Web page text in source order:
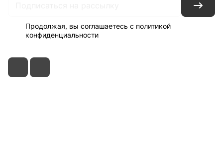
Продолжая, вы соглашаетесь с политикой
конфиденциальности